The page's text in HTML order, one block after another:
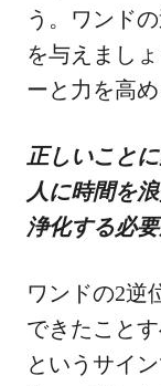
う。ワンド
を与えまし
ーと力を高め
正しいこと
人に時間を
浄化する必要
ワンドの2逆
できたこと
というサイ